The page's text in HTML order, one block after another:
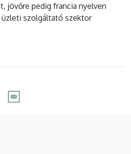
jövőre pedig francia nyelven
üzleti szolgáltató szektor